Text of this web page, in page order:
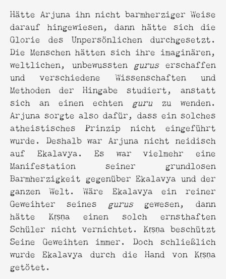
Hätte Arjuna ihn nicht barmherziger Weise
darauf hingewiesen, dann hätte sich die
Glorie des Unpersönlichen durchgesetzt.
Die Menschen hätten sich ihre imaginären,
weltlichen, unbewussten guruserschaffen
und verschiedene Wissenschaften und
Methoden der Hingabe studiert, anstatt
sich an einen echten guruzu wenden.
Arjuna sorgte also dafür, dass ein solches
atheistisches Prinzip nicht eingeführt
wurde. Deshalb war Arjuna nicht neidisch
auf Ekalavya. Es war vielmehr eine
Manifestation seiner grundlosen
Barmherzigkeit gegenüber Ekalavya und der
ganzen Welt. Wäre Ekalavya ein reiner
Geweihter seines gurusgewesen, dann
hätte Kṛṣṇa einen solch ernsthaften
Schüler nicht vernichtet. Kṛṣṇa beschützt
Seine Geweihten immer. Doch schließlich
wurde Ekalavya durch die Hand von Kṛṣṇa
getötet.